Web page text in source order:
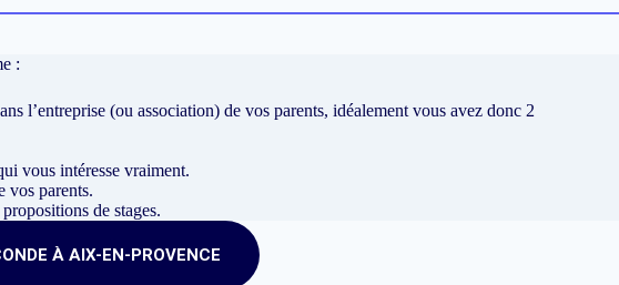
:
l’entreprise (ou association) de vos parents, idéalement vous avez donc 2
vous intéresse vraiment.
vos parents.
de stages.
À AIX-EN-PROVENCE